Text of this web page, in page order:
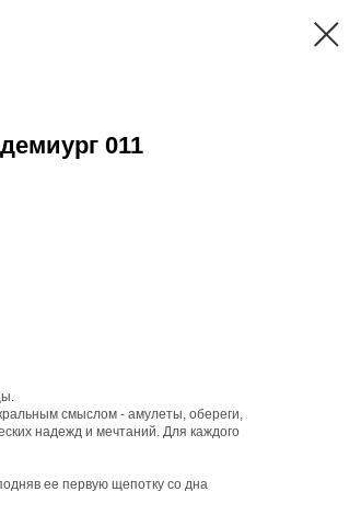
011
смыслом - амулеты, обереги,
надежд и мечтаний. Для каждого
ее первую щепотку со дна